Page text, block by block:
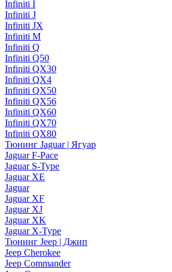
Infiniti I
Infiniti J
Infiniti JX
Infiniti M
Infiniti Q
Infiniti Q50
Infiniti QX30
Infiniti QX4
Infiniti QX50
Infiniti QX56
Infiniti QX60
Infiniti QX70
Infiniti QX80
Тюнинг Jaguar | Ягуар
Jaguar F-Pace
Jaguar S-Type
Jaguar XE
Jaguar
Jaguar XF
Jaguar XJ
Jaguar XK
Jaguar X-Type
Тюнинг Jeep | Джип
Jeep Cherokee
Jeep Commander